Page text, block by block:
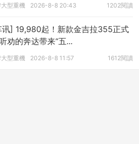
型重機 2026-8-8 20:43 1202閱讀
讯] 19,980起！新款金吉拉355正式
劝的奔达带来“五...
型重機 2026-8-8 11:57 1612閱讀